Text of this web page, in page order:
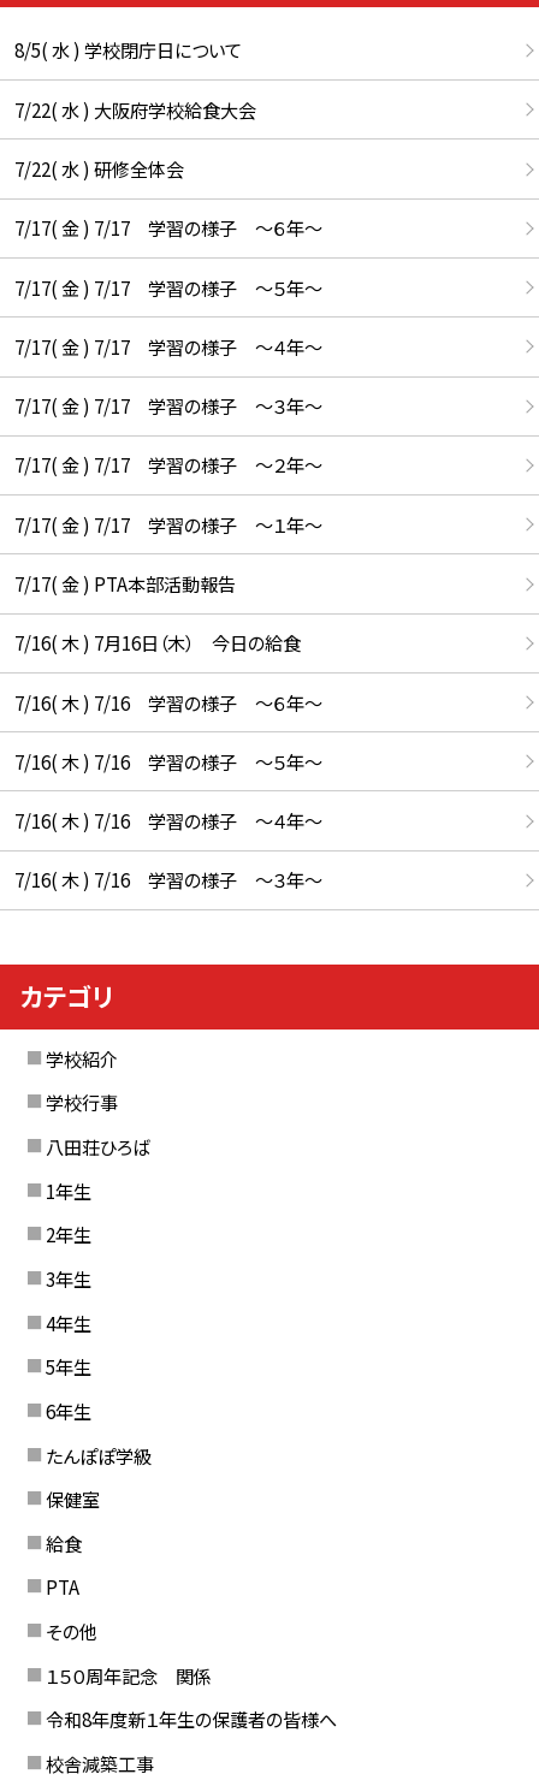
8/5( 水 ) 学校閉庁日について
7/22( 水 ) 大阪府学校給食大会
7/22( 水 ) 研修全体会
7/17( 金 ) 7/17 学習の様子 ～６年～
7/17( 金 ) 7/17 学習の様子 ～５年～
7/17( 金 ) 7/17 学習の様子 ～４年～
7/17( 金 ) 7/17 学習の様子 ～３年～
7/17( 金 ) 7/17 学習の様子 ～２年～
7/17( 金 ) 7/17 学習の様子 ～１年～
7/17( 金 ) PTA本部活動報告
7/16( 木 ) 7月16日（木） 今日の給食
7/16( 木 ) 7/16 学習の様子 ～６年～
7/16( 木 ) 7/16 学習の様子 ～５年～
7/16( 木 ) 7/16 学習の様子 ～４年～
7/16( 木 ) 7/16 学習の様子 ～３年～
カテゴリ
学校紹介
学校行事
八田荘ひろば
1年生
2年生
3年生
4年生
5年生
6年生
たんぽぽ学級
保健室
給食
PTA
その他
１５０周年記念 関係
令和8年度新１年生の保護者の皆様へ
校舎減築工事